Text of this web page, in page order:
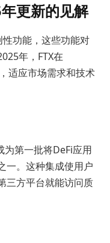
更新的见解
性功能，这些功能对
年，FTX在
适应市场需求和技术
第一批将DeFi应用
一。这种集成使用户
三方平台就能访问质